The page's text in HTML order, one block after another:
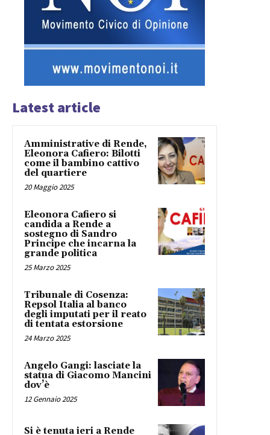
Latest article
Amministrative di Rende,
Eleonora Cafiero: Bilotti
come il bambino cattivo
del quartiere
20 Maggio 2025
Eleonora Cafiero si
candida a Rende a
sostegno di Sandro
Principe che incarna la
grande politica
25 Marzo 2025
Tribunale di Cosenza:
Repsol Italia al banco
degli imputati per il reato
di tentata estorsione
24 Marzo 2025
Angelo Gangi: lasciate la
statua di Giacomo Mancini
dov’è
12 Gennaio 2025
Si è tenuta ieri a Rende